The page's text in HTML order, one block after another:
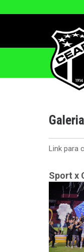
Link para
Sport x